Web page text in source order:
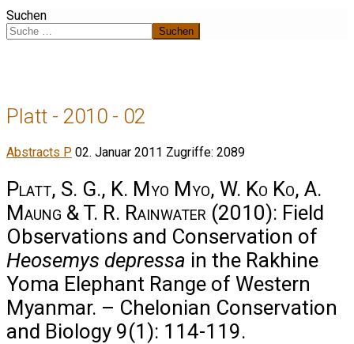
Suchen
Suchen
Platt - 2010 - 02
Abstracts P 02. Januar 2011 Zugriffe: 2089
Platt, S. G., K. Myo Myo, W. Ko Ko, A.
Maung & T. R. Rainwater (2010): Field
Observations and Conservation of
Heosemys depressa in the Rakhine
Yoma Elephant Range of Western
Myanmar. – Chelonian Conservation
and Biology 9(1): 114-119.